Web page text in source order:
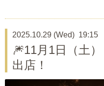
2025.10.29 (Wed) 19:15
🎆11月1日（土
出店！